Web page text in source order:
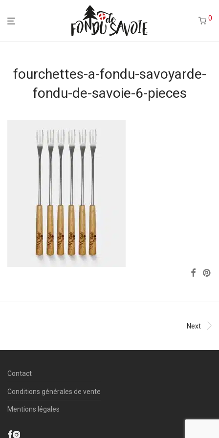
0
fourchettes-a-fondu-savoyarde-
fondu-de-savoie-6-pieces
Next
Contact
Conditions générales de vente
Mentions légales